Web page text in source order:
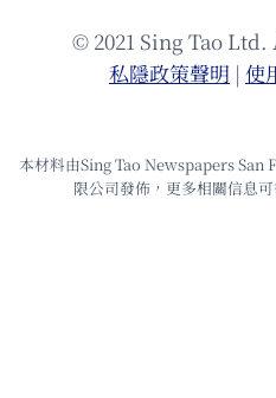
© 2021 Sing Tao
私隱政策聲明 | 使
本材料由Sing Tao Newspapers
限公司發佈，更多相關信息